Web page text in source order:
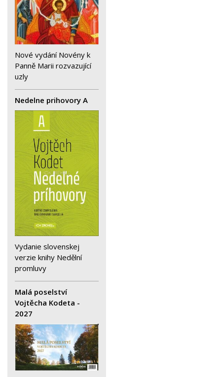
Nové vydání Novény k
Panně Marii rozvazující
uzly
Nedelne prihovory A
Vydanie slovenskej
verzie knihy Nedělní
promluvy
Malá poselství
Vojtěcha Kodeta -
2027